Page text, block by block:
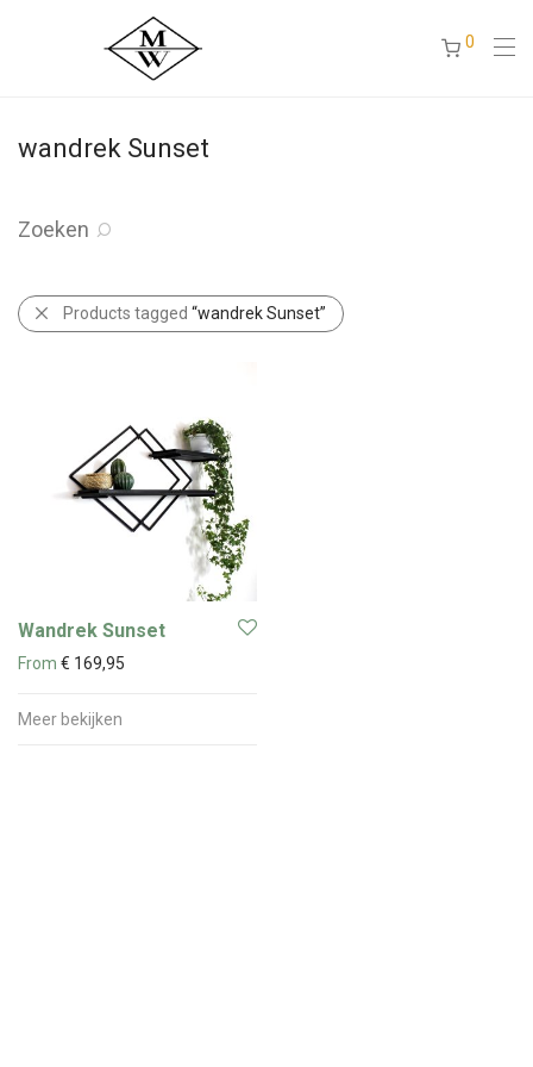
0
wandrek Sunset
Zoeken
Products tagged “wandrek Sunset”
Wandrek Sunset
From € 169,95
Meer bekijken